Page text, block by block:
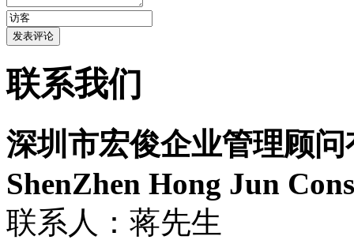
联系我们
深圳市宏俊企业管理顾
ShenZhen Hong Jun
联系人：蒋先生